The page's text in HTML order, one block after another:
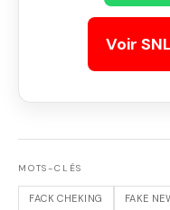
Voir
MOTS-CLÉS
FACK CHEKING FAKE